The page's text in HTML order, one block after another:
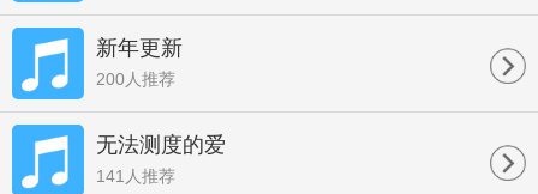
新年更新
200人推荐
无法测度的爱
141人推荐